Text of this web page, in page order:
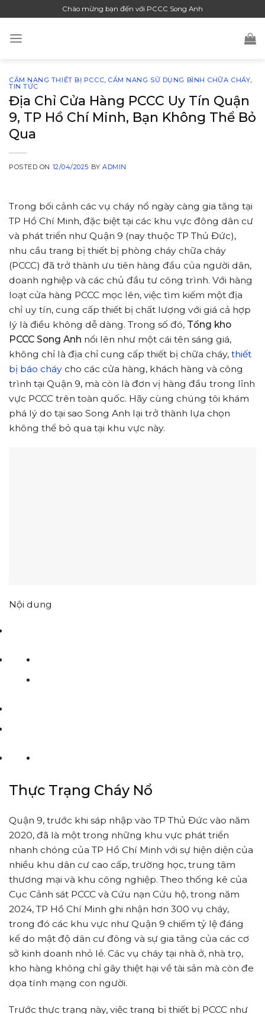
to
content
Chào mừng bạn đến với PCCC Song Anh
CẨM NANG THIẾT BỊ PCCC, CẨM NANG SỬ DỤNG BÌNH CHỮA CHÁY,
TIN TỨC
Địa Chỉ Cửa Hàng PCCC Uy Tín Quận
9, TP Hồ Chí Minh, Bạn Không Thể Bỏ
Qua
POSTED ON 12/04/2025 BYADMIN
Trong bối cảnh các vụ cháy nổ ngày càng gia tăng tại
TP Hồ Chí Minh, đặc biệt tại các khu vực đông dân cư
và phát triển như Quận 9 (nay thuộc TP Thủ Đức),
nhu cầu trang bị thiết bị phòng cháy chữa cháy
(PCCC) đã trở thành ưu tiên hàng đầu của người dân,
doanh nghiệp và các chủ đầu tư công trình. Với hàng
loạt cửa hàng PCCC mọc lên, việc tìm kiếm một địa
chỉ uy tín, cung cấp thiết bị chất lượng với giá cả hợp
lý là điều không dễ dàng. Trong số đó, Tổng kho
PCCC Song Anh nổi lên như một cái tên sáng giá,
không chỉ là địa chỉ cung cấp thiết bị chữa cháy, thiết
bị báo cháy cho các cửa hàng, khách hàng và công
trình tại Quận 9, mà còn là đơn vị hàng đầu trong lĩnh
vực PCCC trên toàn quốc. Hãy cùng chúng tôi khám
phá lý do tại sao Song Anh lại trở thành lựa chọn
không thể bỏ qua tại khu vực này.
Nội dung
Thực Trạng Cháy Nổ
Quận 9, trước khi sáp nhập vào TP Thủ Đức vào năm
2020, đã là một trong những khu vực phát triển
nhanh chóng của TP Hồ Chí Minh với sự hiện diện của
nhiều khu dân cư cao cấp, trường học, trung tâm
thương mại và khu công nghiệp. Theo thống kê của
Cục Cảnh sát PCCC và Cứu nạn Cứu hộ, trong năm
2024, TP Hồ Chí Minh ghi nhận hơn 300 vụ cháy,
trong đó các khu vực như Quận 9 chiếm tỷ lệ đáng
kể do mật độ dân cư đông và sự gia tăng của các cơ
sở kinh doanh nhỏ lẻ. Các vụ cháy tại nhà ở, nhà trọ,
kho hàng không chỉ gây thiệt hại về tài sản mà còn đe
dọa tính mạng con người.
Trước thực trạng này, việc trang bị thiết bị PCCC như